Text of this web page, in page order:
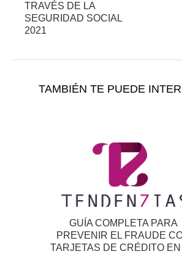
TRAVÉS DE LA
SEGURIDAD SOCIAL
2021
TAMBIÉN TE PUEDE
GUÍA COMPLETA PARA
PREVENIR EL FRAUDE
TARJETAS DE CRÉDITO